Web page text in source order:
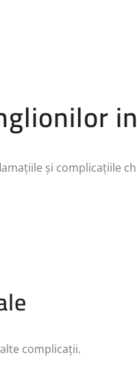
și complicațiile
complicații.